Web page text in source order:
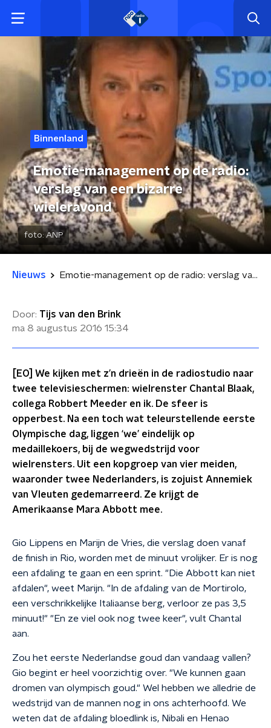
Binnenland
Emotie-management op de radio:
verslag van een bizarre
wieleravond
foto: ANP
Nieuws Emotie-management op de radio: verslag van een bizarre wieleravond
Door: Tijs van den Brink
ma 8 augustus 2016 15:34
[EO] We kijken met z’n drieën in de radiostudio naar
twee televisieschermen: wielrenster Chantal Blaak,
collega Robbert Meeder en ik. De sfeer is
opperbest. Na een toch wat teleurstellende eerste
Olympische dag, liggen ‘we’ eindelijk op
medaillekoers, bij de wegwedstrijd voor
wielrensters. Uit een kopgroep van vier meiden,
waaronder twee Nederlanders, is zojuist Annemiek
van Vleuten gedemarreerd. Ze krijgt de
Amerikaanse Mara Abbott mee.
Gio Lippens en Marijn de Vries, die verslag doen vanaf
de finish in Rio, worden met de minuut vrolijker. Er is nog
een afdaling te gaan en een sprint. "Die Abbott kan niet
afdalen", weet Marijn. "In de afdaling van de Mortirolo,
een verschrikkelijke Italiaanse berg, verloor ze pas 3,5
minuut!" "En ze viel ook nog twee keer", vult Chantal
aan.
Zou het eerste Nederlandse goud dan vandaag vallen?
Gio begint er heel voorzichtig over. "We kunnen gaan
dromen van olympisch goud." Wel hebben we alledrie de
wedstrijd van de mannen nog in ons achterhoofd. We
weten dat de afdaling bloedlink is, Nibali en Henao